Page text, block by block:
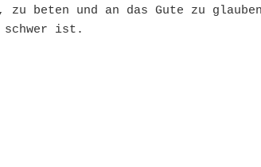
zu beten und an das Gute zu
schwer ist.